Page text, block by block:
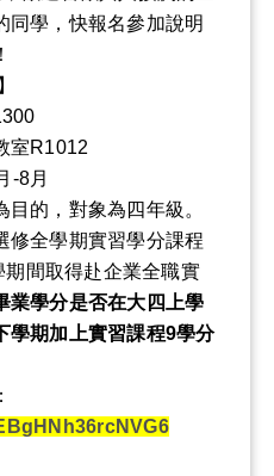
同學，快報名參加說明
室R1012
-8月
目的，對象為四年級。
修全學期實習學分課程
間取得赴企業全職實
業學分是否在大四上學
學期加上實習課程9學分